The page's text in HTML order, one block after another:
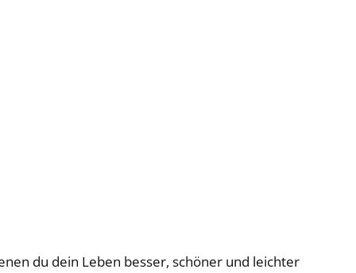
du dein Leben besser, schöner und leichter